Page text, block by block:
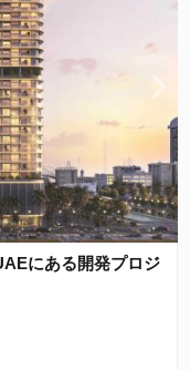
にある開発プロジ